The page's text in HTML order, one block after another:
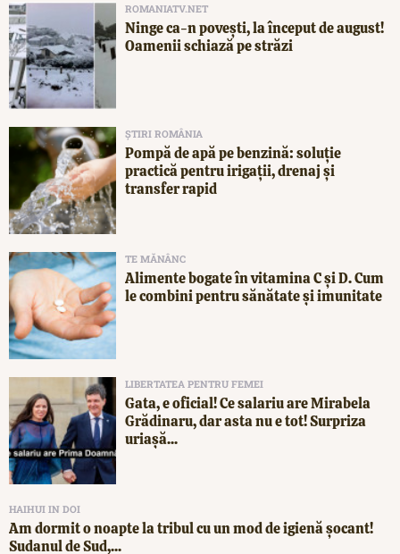
ROMANIATV.NET
Ninge ca-n povești, la început de august!
Oamenii schiază pe străzi
ȘTIRI ROMÂNIA
Pompă de apă pe benzină: soluție
practică pentru irigații, drenaj și
transfer rapid
TE MĂNÂNC
Alimente bogate în vitamina C și D. Cum
le combini pentru sănătate și imunitate
LIBERTATEA PENTRU FEMEI
Gata, e oficial! Ce salariu are Mirabela
Grădinaru, dar asta nu e tot! Surpriza
uriașă...
HAIHUI IN DOI
Am dormit o noapte la tribul cu un mod de igienă șocant!
Sudanul de Sud,...